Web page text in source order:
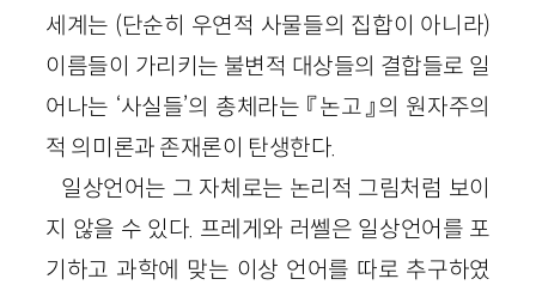
세계는 (단순히 우연적 사물들의 집합이 아니라)
이름들이 가리키는 불변적 대상들의 결합들로 일
어나는 ‘사실들’의 총체라는 『논고』의 원자주의
적 의미론과 존재론이 탄생한다.
일상언어는 그 자체로는 논리적 그림처럼 보이
지 않을 수 있다. 프레게와 러쎌은 일상언어를 포
기하고 과학에 맞는 이상 언어를 따로 추구하였